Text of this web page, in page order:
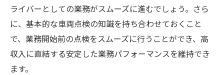
未経験でも安心なスタートアップガイド
昭島市での初めての軽貨物ドライバーの心
得
未経験からでも稼げる仕事の始め方
ライバーとしての業務がスムーズに進むでしょう。さら
に、基本的な車両点検の知識を持ち合わせておくこと
で、業務開始前の点検をスムーズに行うことができ、高
収入に直結する安定した業務パフォーマンスを維持でき
ます。